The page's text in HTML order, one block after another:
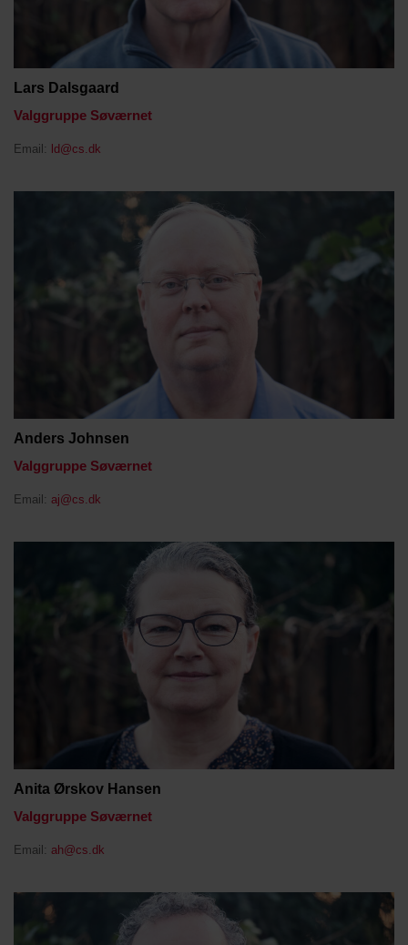
Lars Dalsgaard
Valggruppe Søværnet
Email: ld@cs.dk
Anders Johnsen
Valggruppe Søværnet
Email: aj@cs.dk
Anita Ørskov Hansen
Valggruppe Søværnet
Email: ah@cs.dk